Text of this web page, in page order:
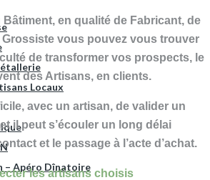
Locaux
– Apéro Dînatoire
Bâtiment, en qualité de Fabricant, de
vous pouvez vous trouver
de transformer vos prospects, le
des Artisans, en clients.
avec un artisan, de valider un
il peut s’écouler un long délai
et le passage à l’acte d’achat.
les artisans choisis